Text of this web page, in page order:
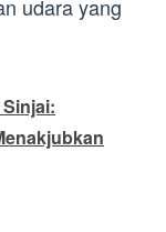
udara yang